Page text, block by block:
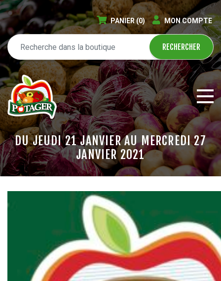
PANIER(0) MON COMPTE
DU JEUDI 21 JANVIER AU MERCREDI 27
JANVIER 2021
CIRCULAIRE
QUI SOMMES-NOUS?
CARRIÈRES